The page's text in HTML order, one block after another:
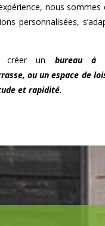
nous
personnalisées,
créer un bureau à
ou un espace de
et rapidité.